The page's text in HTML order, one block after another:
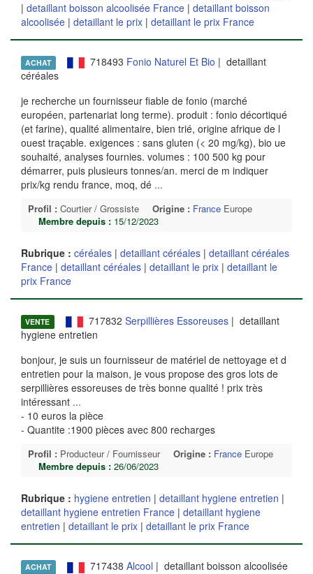
| detaillant boisson alcoolisée France | detaillant boisson
alcoolisée | detaillant le prix | detaillant le prix France
ACHAT 718493 Fonio Naturel Et Bio | detaillant
céréales
je recherche un fournisseur fiable de fonio (marché
européen, partenariat long terme). produit : fonio décortiqué
(et farine), qualité alimentaire, bien trié, origine afrique de l
ouest traçable. exigences : sans gluten (< 20 mg/kg), bio ue
souhaité, analyses fournies. volumes : 100 500 kg pour
démarrer, puis plusieurs tonnes/an. merci de m indiquer
prix/kg rendu france, moq, dé ...
Profil : Courtier / Grossiste Origine : France Europe
Membre depuis : 15/12/2023
Rubrique : céréales | detaillant céréales | detaillant céréales
France | detaillant céréales | detaillant le prix | detaillant le
prix France
VENTE 717832 Serpillières Essoreuses| detaillant
hygiene entretien
bonjour, je suis un fournisseur de matériel de nettoyage et d
entretien pour la maison, je vous propose des gros lots de
serpillières essoreuses de très bonne qualité ! prix très
intéressant ...
- 10 euros la pièce
- Quantite :1900 pièces avec 800 recharges
Profil : Producteur / Fournisseur Origine : France Europe
Membre depuis : 26/06/2023
Rubrique : hygiene entretien | detaillant hygiene entretien |
detaillant hygiene entretien France | detaillant hygiene
entretien | detaillant le prix | detaillant le prix France
ACHAT 717438 Alcool | detaillant boisson alcoolisée